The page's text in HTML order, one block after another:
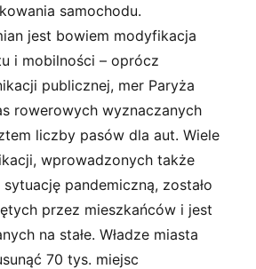
samochodu.
jest bowiem modyfikacja
i mobilności – oprócz
publicznej, mer Paryża
rowerowych wyznaczanych
liczby pasów dla aut. Wiele
wprowadzonych także
pandemiczną, zostało
przez mieszkańców i jest
na stałe. Władze miasta
70 tys. miejsc